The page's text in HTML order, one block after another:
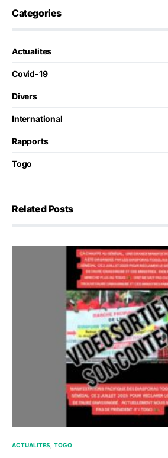
Categories
Actualites
Covid-19
Divers
International
Rapports
Togo
Related Posts
ACTUALITES TOGO